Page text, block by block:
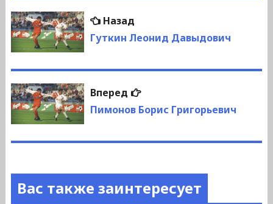
Навигация
по
записям
НазадПредыдущая
запись:
Гуткин Леонид Давыдович
Вперед
Следующая
запись:
Пимонов Борис Григорьевич
Вас также заинтересует